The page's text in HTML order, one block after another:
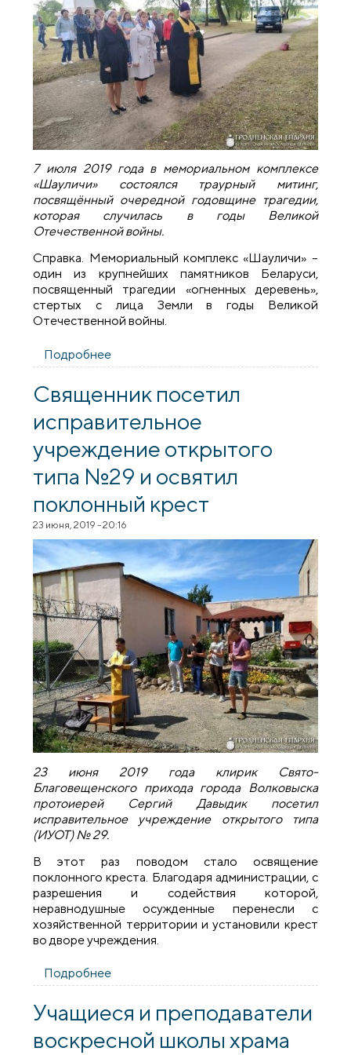
7 июля 2019 года в мемориальном комплексе
«Шауличи» состоялся траурный митинг,
посвящённый очередной годовщине трагедии,
которая случилась в годы Великой
Отечественной войны.
Справка. Мемориальный комплекс «Шауличи» –
один из крупнейших памятников Беларуси,
посвященный трагедии «огненных деревень»,
стертых с лица Земли в годы Великой
Отечественной войны.
Подробнее
комплексе «Шауличи»
Священник посетил
исправительное
учреждение открытого
типа №29 и освятил
поклонный крест
23 июня, 2019 - 20:16
23 июня 2019 года клирик Свято-
Благовещенского прихода города Волковыска
протоиерей Сергий Давыдик посетил
исправительное учреждение открытого типа
(ИУОТ) № 29.
В этот раз поводом стало освящение
поклонного креста. Благодаря администрации, с
разрешения и содействия которой,
неравнодушные осужденные перенесли с
хозяйственной территории и установили крест
во дворе учреждения.
Подробнее
учреждение открытого типа №29 и
Учащиеся и преподаватели
воскресной школы храма